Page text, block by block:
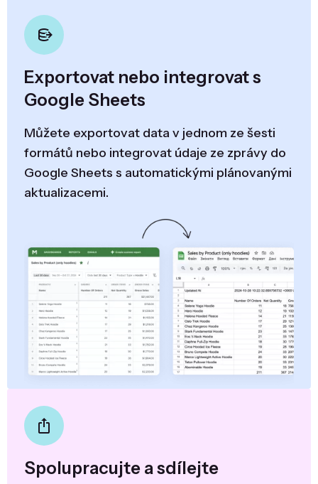
Exportovat nebo integrovat s
Google Sheets
Můžete exportovat data v jednom ze šesti
formátů nebo integrovat údaje ze zprávy do
Google Sheets s automatickými plánovanými
aktualizacemi.
Spolupracujte a sdílejte